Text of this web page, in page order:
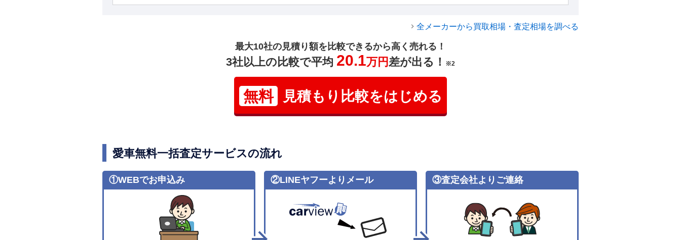
全メーカーから買取相場・査定相場を調べる
最大10社の見積り額を比較できるから高く売れる！
3社以上の比較で平均 20.1万円差が出る！ ※2
無料 見積もり比較をはじめる
愛車無料一括査定サービスの流れ
①WEBでお申込み ②LINEヤフーよりメール ③査定会社よりご連絡